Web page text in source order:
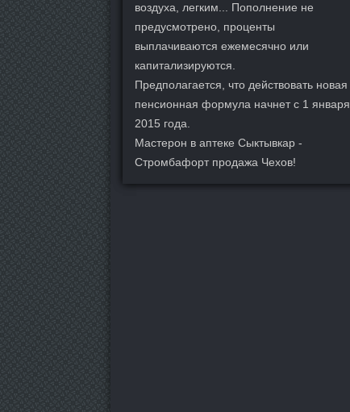
воздуха, легким... Пополнение не
предусмотрено, проценты
выплачиваются ежемесячно или
капитализируются.
Предполагается, что действовать новая
пенсионная формула начнет с 1 января
2015 года.
Мастерон в аптеке Сыктывкар -
Стромбафорт продажа Чехов!